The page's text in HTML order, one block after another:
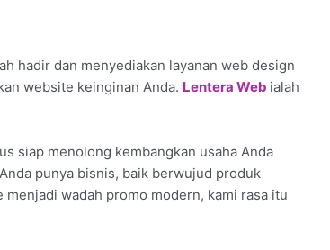
hadir dan menyediakan layanan web design
website keinginan Anda. Lentera Web ialah
siap menolong kembangkan usaha Anda
punya bisnis, baik berwujud produk
wadah promo modern, kami rasa itu